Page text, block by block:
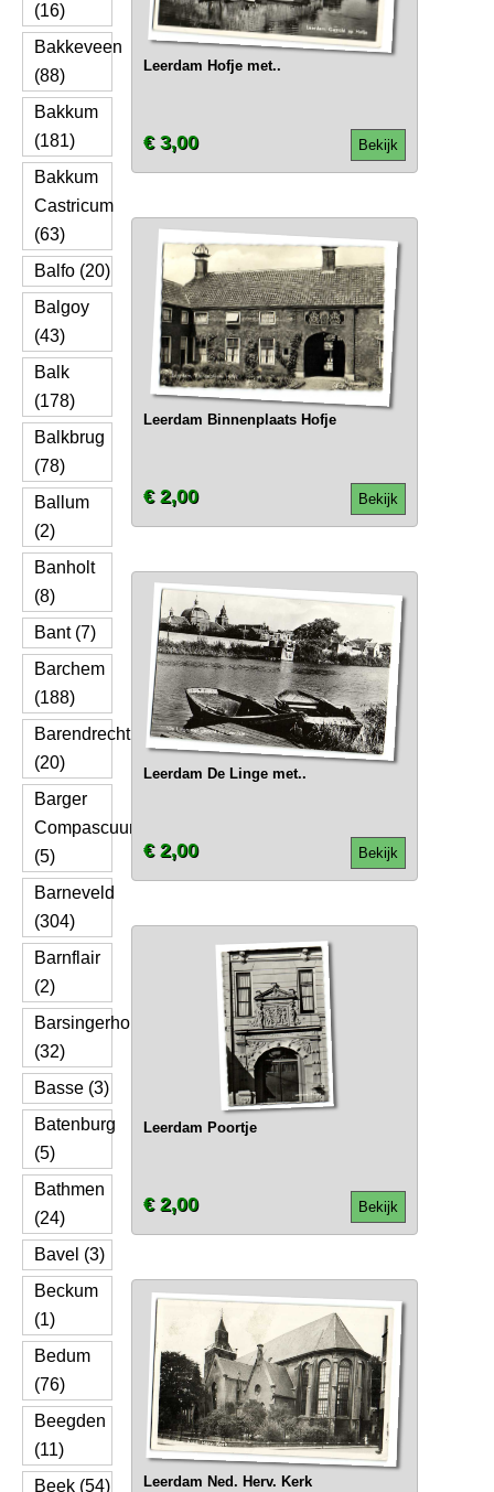
(16)
Bakkeveen
(88)
Bakkum
(181)
Bakkum
Castricum
(63)
Balfo (20)
Balgoy
(43)
Balk
(178)
Balkbrug
(78)
Ballum
(2)
Banholt
(8)
Bant (7)
Barchem
(188)
Barendrecht
(20)
Barger
Compascuum
(5)
Barneveld
(304)
Barnflair
(2)
Barsingerhorn
(32)
Basse (3)
Batenburg
(5)
Bathmen
(24)
Bavel (3)
Beckum
(1)
Bedum
(76)
Beegden
(11)
Beek (54)
Leerdam Hofje met..
Bekijk
€ 3,00
Leerdam Binnenplaats Hofje
Bekijk
€ 2,00
Leerdam De Linge met..
Bekijk
€ 2,00
Leerdam Poortje
Bekijk
€ 2,00
Leerdam Ned. Herv. Kerk